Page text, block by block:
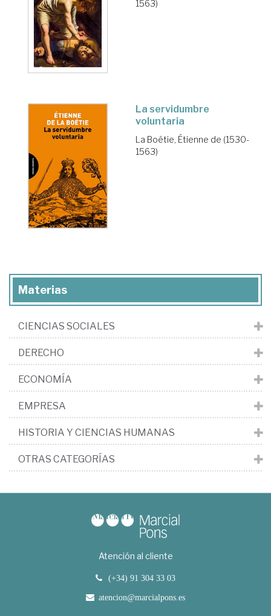
1563)
La servidumbre
voluntaria
La Boétie, Étienne de (1530-
1563)
Materias
CIENCIAS SOCIALES
DERECHO
ECONOMÍA
EMPRESA
HISTORIA Y CIENCIAS HUMANAS
OTRAS CATEGORÍAS
Atención al cliente
(+34) 91 304 33 03
atencion@marcialpons.es